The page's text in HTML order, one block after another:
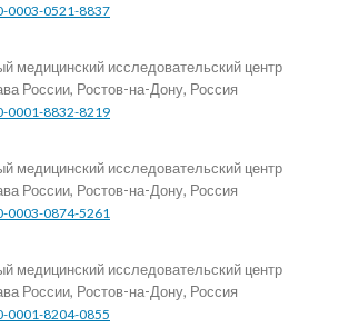
0003-0521-8837
медицинский исследовательский центр
России, Ростов-на-Дону, Россия
0001-8832-8219
медицинский исследовательский центр
России, Ростов-на-Дону, Россия
0003-0874-5261
медицинский исследовательский центр
России, Ростов-на-Дону, Россия
0001-8204-0855